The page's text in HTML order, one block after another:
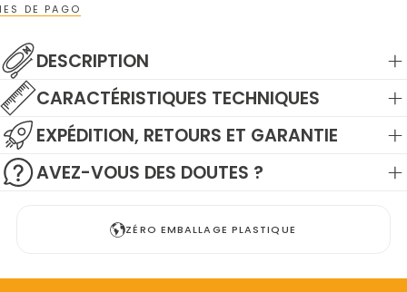
DE PAGO
DESCRIPTION
CARACTÉRISTIQUES TECHNIQUES
EXPÉDITION, RETOURS ET GARANTIE
AVEZ-VOUS DES DOUTES ?
ZÉRO EMBALLAGE PLASTIQUE